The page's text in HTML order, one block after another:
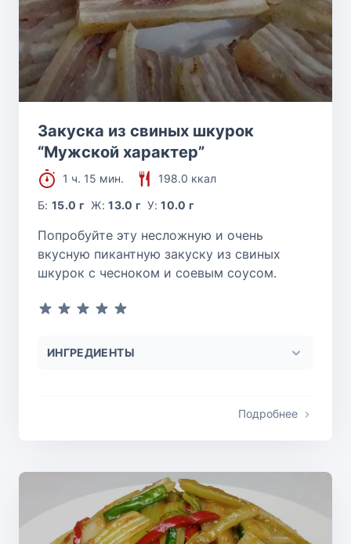
Закуска из свиных шкурок
“Мужской характер”
1 ч. 15 мин.
198.0 ккал
Б:15.0 г Ж:13.0 г У:10.0 г
Попробуйте эту несложную и очень
вкусную пикантную закуску из свиных
шкурок с чесноком и соевым соусом.
ИНГРЕДИЕНТЫ
Подробнее